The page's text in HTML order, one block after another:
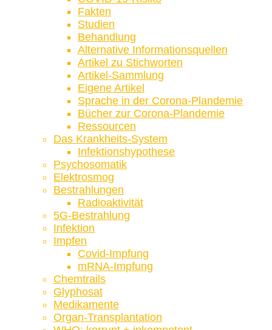
Fakten
Studien
Behandlung
Alternative Informationsquellen
Artikel zu Stichworten
Artikel-Sammlung
Eigene Artikel
Sprache in der Corona-Plandemie
Bücher zur Corona-Plandemie
Ressourcen
Das Krankheits-System
Infektionshypothese
Psychosomatik
Elektrosmog
Bestrahlungen
Radioaktivität
5G-Bestrahlung
Infektion
Impfen
Covid-Impfung
mRNA-Impfung
Chemtrails
Glyphosat
Medikamente
Organ-Transplantation